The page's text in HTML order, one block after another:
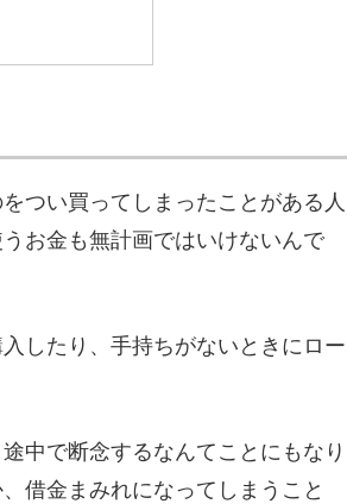
つい買ってしまったことがある人
お金も無計画ではいけないんで
したり、手持ちがないときにロー
中で断念するなんてことにもなり
借金まみれになってしまうこと